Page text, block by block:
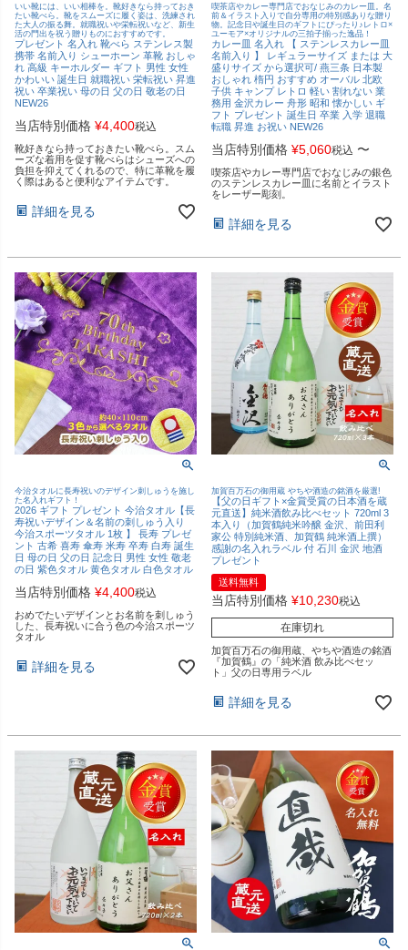
いい靴には、いい相棒を。靴好きなら持っておき
たい靴べら。靴をスムーズに履く姿は、洗練され
た大人の振る舞。就職祝いや栄転祝いなど、新生
活の門出を祝う贈りものにおすすめです。
プレゼント 名入れ 靴べら ステンレス製
携帯 名前入り シューホーン 革靴 おしゃ
れ 高級 キーホルダー ギフト 男性 女性
かわいい 誕生日 就職祝い 栄転祝い 昇進
祝い 卒業祝い 母の日 父の日 敬老の日
NEW26
当店特別価格 ¥4,400税込
靴好きなら持っておきたい靴べら。スム
ーズな着用を促す靴べらはシューズへの
負担を抑えてくれるので、特に革靴を履
く際はあると便利なアイテムです。
詳細を見る
喫茶店やカレー専門店でおなじみのカレー皿。名
前＆イラスト入りで自分専用の特別感ありな贈り
物。記念日や誕生日のギフトにぴったり♪レトロ×
ユーモア×オリジナルの三拍子揃った逸品！
カレー皿 名入れ 【 ステンレスカレー皿
名前入り 】 レギュラーサイズ または 大
盛りサイズ から選択可/ 燕三条 日本製
おしゃれ 楕円 おすすめ オーバル 北欧
子供 キャンプ レトロ 軽い 割れない 業
務用 金沢カレー 舟形 昭和 懐かしい ギ
フト プレゼント 誕生日 卒業 入学 退職
転職 昇進 お祝い NEW26
当店特別価格 ¥5,060税込 〜
喫茶店やカレー専門店でおなじみの銀色
のステンレスカレー皿に名前とイラスト
をレーザー彫刻。
詳細を見る
今治タオルに長寿祝いのデザイン刺しゅうを施し
た名入れギフト！
2026 ギフト プレゼント 今治タオル【長
寿祝いデザイン＆名前の刺しゅう入り
今治スポーツタオル 1枚 】 長寿 プレゼ
ント 古希 喜寿 傘寿 米寿 卒寿 白寿 誕生
日 母の日 父の日 記念日 男性 女性 敬老
の日 紫色タオル 黄色タオル 白色タオル
当店特別価格 ¥4,400税込
おめでたいデザインとお名前を刺しゅう
した、長寿祝いに合う色の今治スポーツ
タオル
詳細を見る
加賀百万石の御用蔵 やちや酒造の銘酒を厳選!
【父の日ギフト×金賞受賞の日本酒を蔵
元直送】純米酒飲み比べセット 720ml 3
本入り（加賀鶴純米吟醸 金沢、前田利
家公 特別純米酒、加賀鶴 純米酒上撰）
感謝の名入れラベル 付 石川 金沢 地酒
プレゼント
送料無料
当店特別価格 ¥10,230税込
在庫切れ
加賀百万石の御用蔵、やちや酒造の銘酒
『加賀鶴』の「純米酒 飲み比べセッ
ト」父の日専用ラベル
詳細を見る